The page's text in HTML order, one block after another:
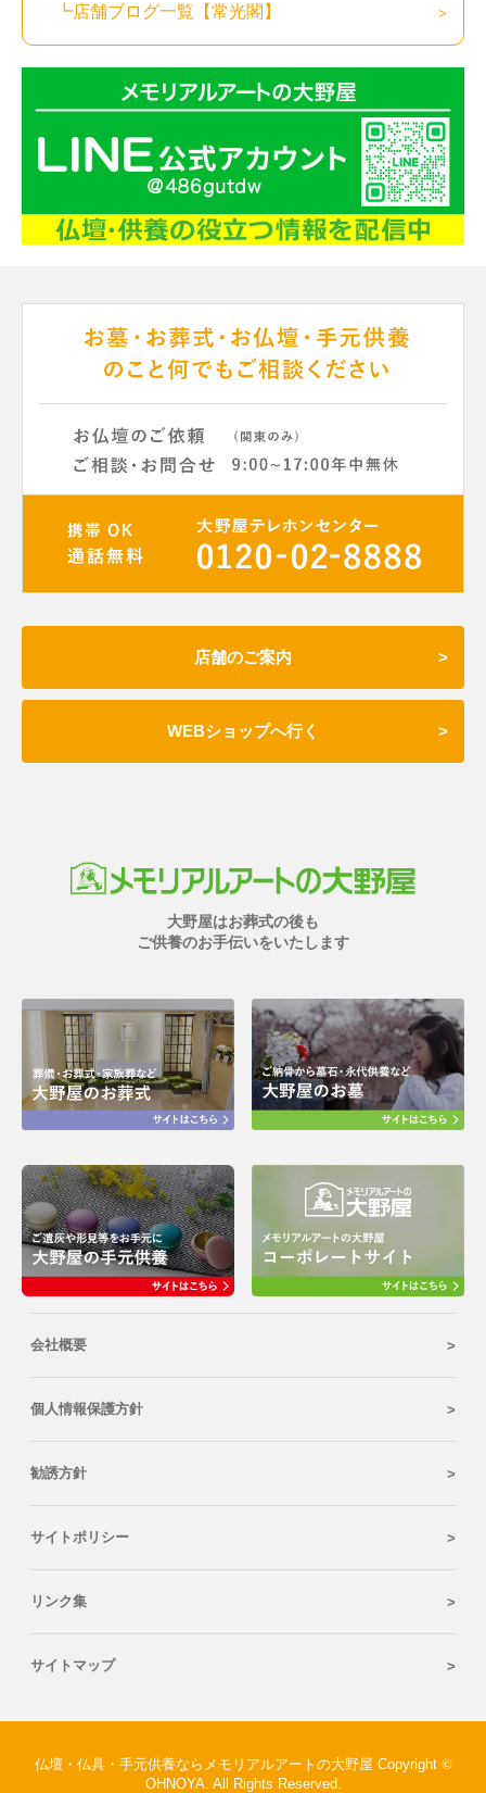
┗店舗ブログ一覧【常光閣】
店舗のご案内
WEBショップへ行く
大野屋はお葬式の後も
ご供養のお手伝いをいたします
会社概要
個人情報保護方針
勧誘方針
サイトポリシー
リンク集
サイトマップ
仏壇・仏具・手元供養ならメモリアルアートの大野屋 Copyright ©
OHNOYA. All Rights Reserved.